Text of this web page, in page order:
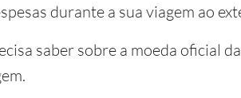
durante a sua viagem ao
saber sobre a moeda oficial